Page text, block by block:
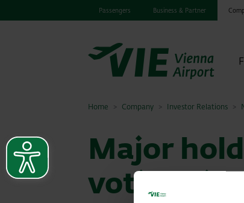
Passengers Business & Partner
Home Company Investor Relations
Major
voting